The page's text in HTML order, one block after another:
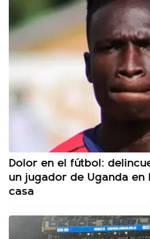
Dolor en el fútbol:
un jugador de Uganda
casa